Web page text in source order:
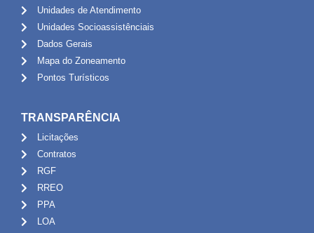
Unidades de Atendimento
Unidades Socioassistênciais
Dados Gerais
Mapa do Zoneamento
Pontos Turísticos
TRANSPARÊNCIA
Licitações
Contratos
RGF
RREO
PPA
LOA